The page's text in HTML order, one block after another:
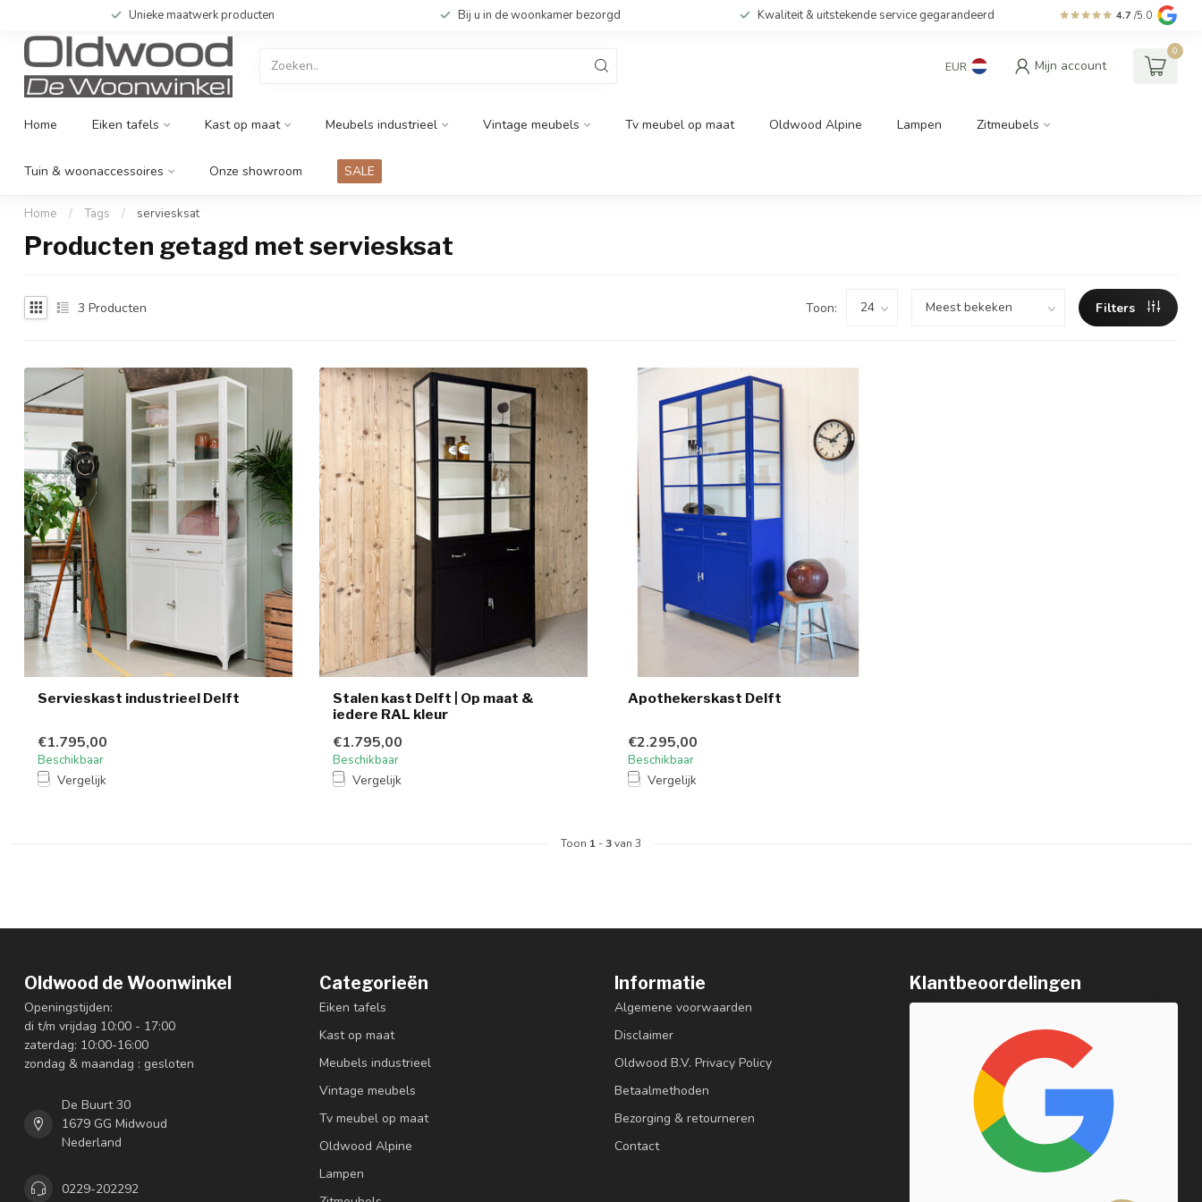
Unieke maatwerk producten Bij u in de woonkamer bezorgd Kwaliteit & uitstekende service gegarandeerd 4.7 /5.0
EUR Mijn account
0
Home Eiken tafels Kast op maat Meubels industrieel Vintage meubels Tv meubel op maat Oldwood Alpine Lampen Zitmeubels
Tuin & woonaccessoires Onze showroom SALE
Home / Tags / serviesksat
Producten getagd met serviesksat
3 Producten Toon: Filters
Servieskast industrieel Delft
€1.795,00
Beschikbaar
Vergelijk
Stalen kast Delft | Op maat &
iedere RAL kleur
€1.795,00
Beschikbaar
Vergelijk
Apothekerskast Delft
€2.295,00
Beschikbaar
Vergelijk
Toon 1 -3van 3
Oldwood de Woonwinkel
Openingstijden:
di t/m vrijdag 10:00 - 17:00
zaterdag: 10:00-16:00
zondag & maandag : gesloten
De Buurt 30
1679 GG Midwoud
Nederland
0229-202292
Categorieën
Eiken tafels
Kast op maat
Meubels industrieel
Vintage meubels
Tv meubel op maat
Oldwood Alpine
Lampen
Informatie
Algemene voorwaarden
Disclaimer
Oldwood B.V. Privacy Policy
Betaalmethoden
Bezorging & retourneren
Contact
Klantbeoordelingen